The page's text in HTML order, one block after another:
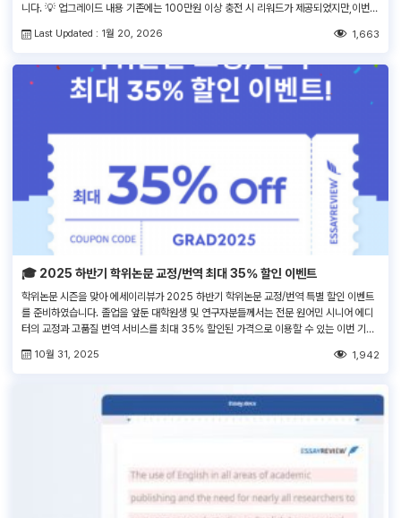
니다. 💡 업그레이드 내용 기존에는 100만원 이상 충전 시 리워드가 제공되었지만,이번
포인트 충전 리워드 혜택 안내 충전 금액 추가 보너스 포인트 신세계 […]
Last Updated : 1월 20, 2026 1,663
🎓 2025 하반기 학위논문 교정/번역 최대 35% 할인 이벤트
학위논문 시즌을 맞아 에세이리뷰가 2025 하반기 학위논문 교정/번역 특별 할인 이벤트
를 준비하였습니다. 졸업을 앞둔 대학원생 및 연구자분들께서는 전문 원어민 시니어 에디
터의 교정과 고품질 번역 서비스를 최대 35% 할인된 가격으로 이용할 수 있는 이번 기회
란’에 쿠폰 코드 입력 1. 이벤트 대상 :기존/신규 […]
10월 31, 2025 1,942